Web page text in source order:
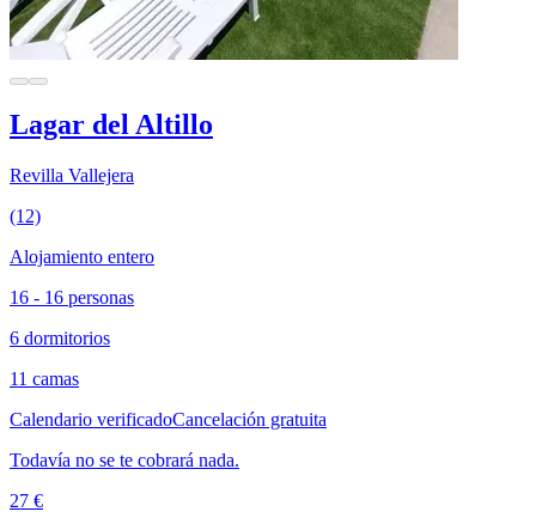
Lagar del Altillo
Revilla Vallejera
(12)
Alojamiento entero
16 - 16 personas
6 dormitorios
11 camas
Calendario verificadoCancelación gratuita
Todavía no se te cobrará nada.
27 €